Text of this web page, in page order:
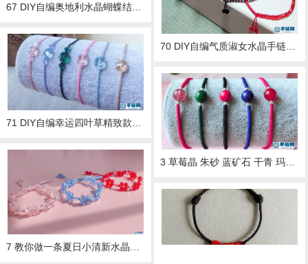
67 DIY自编奥地利水晶蝴蝶结手绳手链视频教程
70 DIY自编气质淑女水晶手链金刚结手绳视频教程
3 草莓晶 朱砂 蓝矿石 干青 玛瑙 辟邪 招桃花 保平安 emmm说不下去了
7 教你做一条夏日小清新水晶手绳